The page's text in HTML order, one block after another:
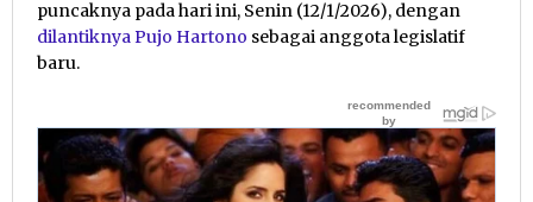
puncaknya pada hari ini, Senin (12/1/2026), dengan
dilantiknyaPujo Hartono sebagai anggota legislatif
baru.